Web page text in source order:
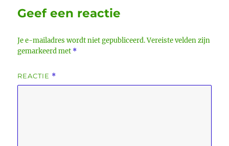
Geef een reactie
Je e-mailadres wordt niet gepubliceerd. Vereiste velden zijn
gemarkeerd met *
REACTIE *